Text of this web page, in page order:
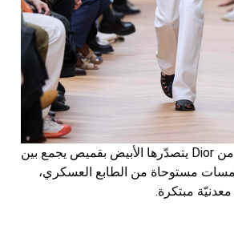
إطلالة أحاديّة اللون من Dior يتصدّرها الأبيض بقميص يجمع بين
مستوحاة من الطابع العسكري،
مبتكرة.